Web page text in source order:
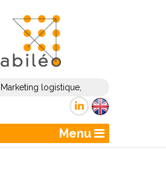
Marketing logistique,
marketing transport :
comment dynamiser son
marketing et sa
Menu